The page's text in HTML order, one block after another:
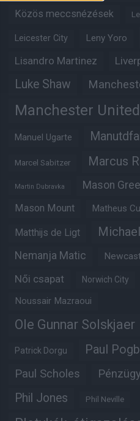
Közös meccsnézések
Leicester City Leny Yoro
Lisandro Martinez
Luke Shaw
Manchester United
Manuel Ugarte
Marcel Sabitzer Marcus
Martin Dubravka Mason
Mason Mount Matheus
Matthijs de Ligt
Nemanja Matic
Női csapat Norwich City
Noussair Mazraoui
Ole Gunnar Solskjaer
Patrick Dorgu Paul
Paul Scholes
Phil Jones Phil Neville